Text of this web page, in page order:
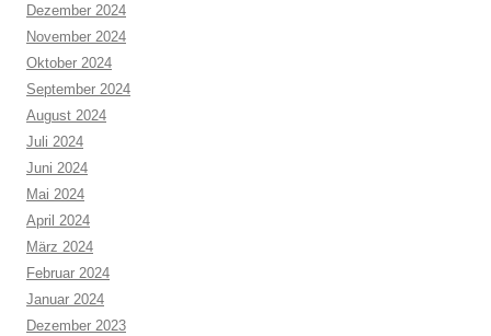
Dezember 2024
November 2024
Oktober 2024
September 2024
August 2024
Juli 2024
Juni 2024
Mai 2024
April 2024
März 2024
Februar 2024
Januar 2024
Dezember 2023